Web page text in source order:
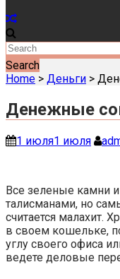
Search
Home > Деньги >
Денежные
1 июля1 июля
Все зеленые камни
талисманами, но
считается малахит.
в своем кошельке,
углу своего офиса
ведете деловые